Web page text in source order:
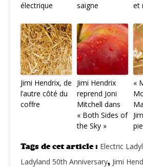
électrique
saigne
et
Jimi Hendrix, de
l’autre côté du
coffre
Jimi Hendrix
reprend Joni
Mitchell dans
« Both Sides of
the Sky »
«
Tags de cet article : Electric
Ladyland 50th Anniversary, Jimi